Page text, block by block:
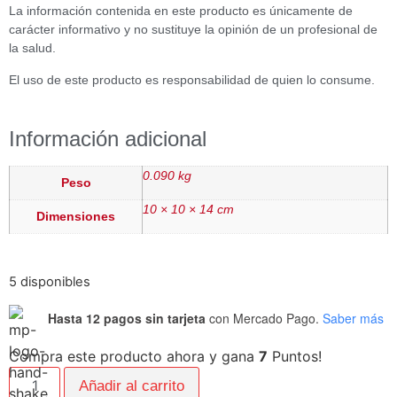
La información contenida en este producto es únicamente de
carácter informativo y no sustituye la opinión de un profesional de
la salud.
El uso de este producto es responsabilidad de quien lo consume.
Información adicional
Peso 0.090 kg
Dimensiones 10 × 10 × 14 cm
5 disponibles
Hasta 12 pagos sin tarjeta con Mercado Pago. Saber más
Compra este producto ahora y gana 7 Puntos!
Añadir al carrito